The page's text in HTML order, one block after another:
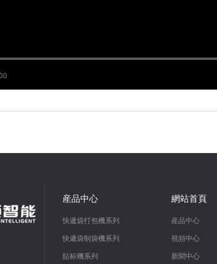
産品中心
快遞袋打包機系列
快遞袋制袋機系列
貼标機系列
網站首頁
産品中心
視頻中心
新聞中心